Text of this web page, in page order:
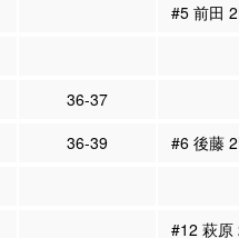
#5 前田
36-37
36-39
#6 後藤
#12 萩原